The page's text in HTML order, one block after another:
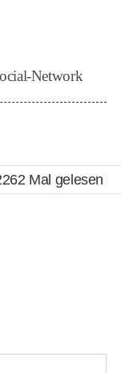
Network
Mal gelesen